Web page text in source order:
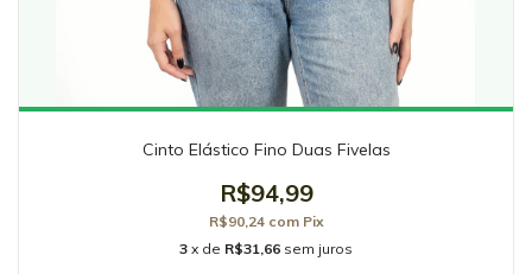
Cinto Elástico Fino Duas Fivelas
R$94,99
R$90,24 com Pix
3 x de R$31,66 sem juros